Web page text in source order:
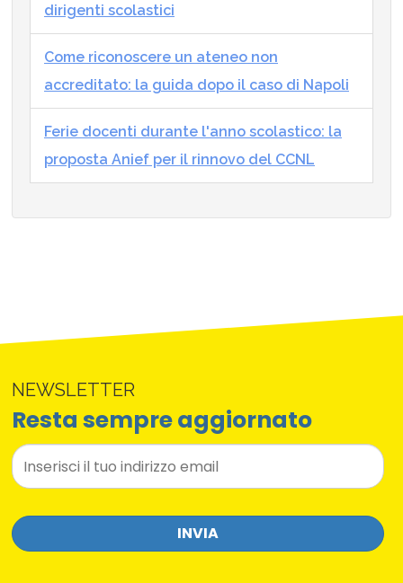
dirigenti scolastici
Come riconoscere un ateneo non
accreditato: la guida dopo il caso di Napoli
Ferie docenti durante l'anno scolastico: la
proposta Anief per il rinnovo del CCNL
NEWSLETTER
Resta sempre aggiornato